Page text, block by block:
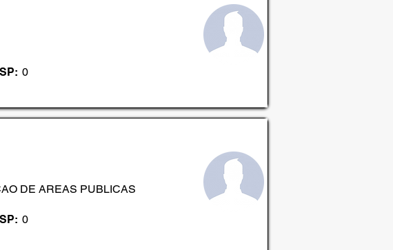
0
DE AREAS PUBLICAS
0